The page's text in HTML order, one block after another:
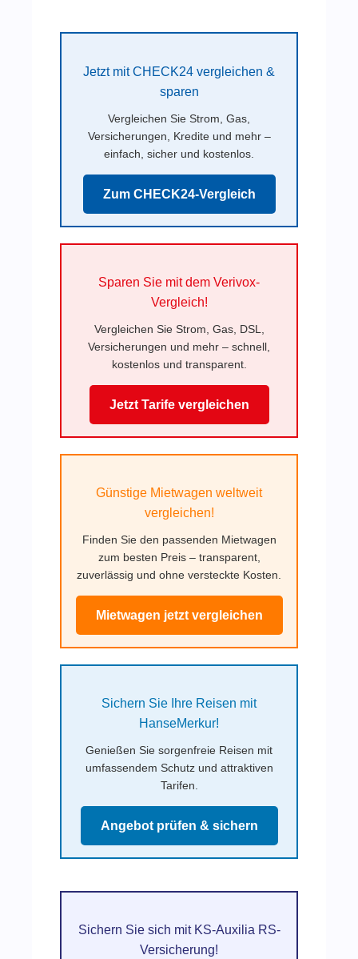
Jetzt mit CHECK24 vergleichen &
sparen
Vergleichen Sie Strom, Gas,
Versicherungen, Kredite und mehr –
einfach, sicher und kostenlos.
Zum CHECK24-Vergleich
Sparen Sie mit dem Verivox-
Vergleich!
Vergleichen Sie Strom, Gas, DSL,
Versicherungen und mehr – schnell,
kostenlos und transparent.
Jetzt Tarife vergleichen
Günstige Mietwagen weltweit
vergleichen!
Finden Sie den passenden Mietwagen
zum besten Preis – transparent,
zuverlässig und ohne versteckte Kosten.
Mietwagen jetzt vergleichen
Sichern Sie Ihre Reisen mit
HanseMerkur!
Genießen Sie sorgenfreie Reisen mit
umfassendem Schutz und attraktiven
Tarifen.
Angebot prüfen & sichern
Sichern Sie sich mit KS-Auxilia RS-
Versicherung!